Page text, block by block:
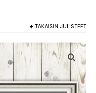
TAKAISIN JULISTEET